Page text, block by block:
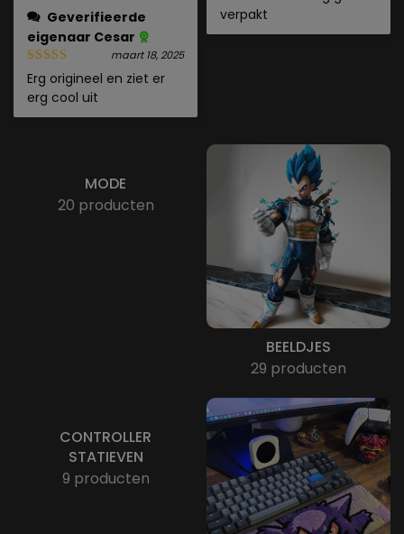
Geverifieerde
eigenaar Cesar
maart 18, 2025
Erg origineel en ziet er
erg cool uit
verpakt
MODE
20 producten
BEELDJES
29 producten
CONTROLLER
STATIEVEN
9 producten